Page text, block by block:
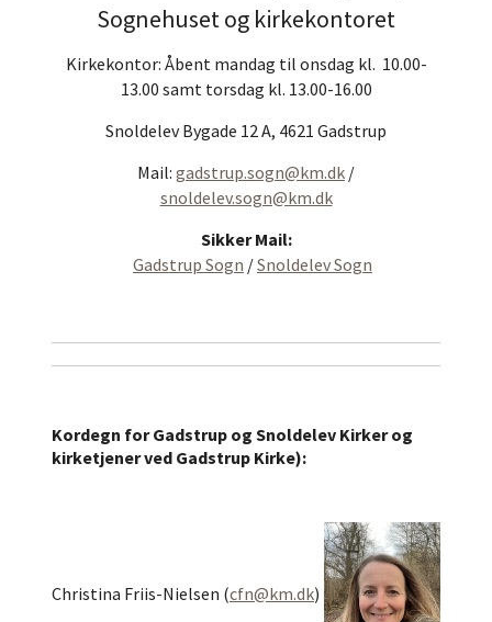
Sognehuset og kirkekontoret
Kirkekontor: Åbent mandag til onsdag kl. 10.00-
13.00 samt torsdag kl. 13.00-16.00
Snoldelev Bygade 12 A, 4621 Gadstrup
Mail: gadstrup.sogn@km.dk /
snoldelev.sogn@km.dk
Sikker Mail:
Gadstrup Sogn /Snoldelev Sogn
Kordegn for Gadstrup og Snoldelev Kirker og
kirketjener ved Gadstrup Kirke):
Christina Friis-Nielsen (cfn@km.dk)